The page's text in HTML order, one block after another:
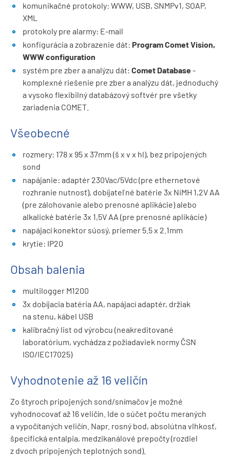
komunikačné protokoly: WWW, USB, SNMPv1, SOAP,
XML
protokoly pre alarmy: E-mail
konfigurácia a zobrazenie dát: Program Comet Vision,
WWW configuration
systém pre zber a analýzu dát: Comet Database -
komplexné riešenie pre zber a analýzu dát, jednoduchý
a vysoko flexibilný databázový softvér pre všetky
zariadenia COMET.
Všeobecné
rozmery: 178 x 95 x 37mm (š x v x hl), bez pripojených
sond
napájanie: adaptér 230Vac/5Vdc (pre ethernetové
rozhranie nutnosť), dobíjateľné batérie 3x NiMH 1,2V AA
(pre zálohovanie alebo prenosné aplikácie) alebo
alkalické batérie 3x 1,5V AA (pre prenosné aplikácie)
napájací konektor súosý, priemer 5.5 x 2.1mm
krytie: IP20
Obsah balenia
multilogger M1200
3x dobíjacia batéria AA, napájací adaptér, držiak
na stenu, kábel USB
kalibračný list od výrobcu (neakreditované
laboratórium, vychádza z požiadaviek normy ČSN
ISO/IEC17025)
Vyhodnotenie až 16 veličín
Zo štyroch pripojených sond/snímačov je možné
vyhodnocovať až 16 veličín. Ide o súčet počtu meraných
a vypočítaných veličín. Napr. rosný bod, absolútna vlhkosť,
špecifická entalpia, medzikanálové prepočty (rozdiel
z dvoch pripojených teplotných sond).